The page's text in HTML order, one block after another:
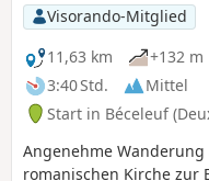
Visorando-Mitglied
11,63 km
+132 m
3:40 Std.
Mittel
Start in Béceleuf
Angenehme
romanischen Kirche zur